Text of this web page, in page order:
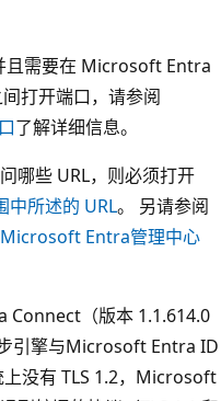
且需要在 Microsoft Entra
打开端口，请参阅
了解详细信息。
哪些 URL，则必须打开
中所述的 URL。 另请参阅
Entra管理中心
（版本 1.1.614.0
引擎与Microsoft Entra ID
没有 TLS 1.2，Microsoft